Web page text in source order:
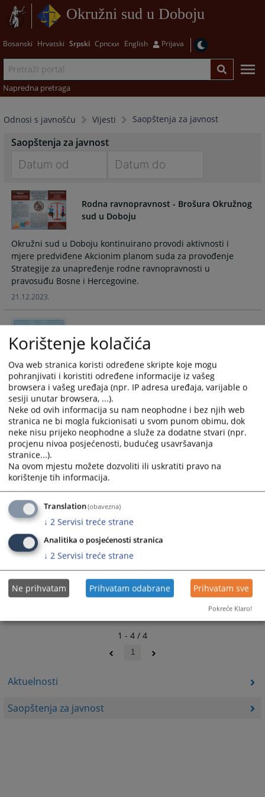
Okružni sud u Doboju
Bosanski Hrvatski Srpski Српски English Prijava
Napredna pretraga
Odnosi s javnošću Vijesti Saopštenja za javnost
Aktuelnosti
Saopštenja za javnost
Saopštenja za javnost
forward
to
interact
the
calendar
and
select
a
Press
the
question
mark
key
to
get
the
keyboard
shortcuts
for
changing
dates.
to
interact
the
calendar
and
select
Press
the
question
mark
key
to
get
the
keyboard
shortcuts
changing
dates.
Rodna ravnopravnost - Brošura Okružnog
sud u Doboju
Okružni sud u Doboju kontinuirano provodi aktivnosti i
mjere predviđene Akcionim planom suda za provođenje
Strategije za unapređenje rodne ravnopravnosti u
pravosuđu Bosne i Hercegovine.
21.12.2023.
Sedmice sudske nagodbe
Ovim putem želimo da Vas informišemo o provođenju
aktivnosti „Sedmice sudske nagodbe“ u našem Sudu.
25.10.2022.
Saopštenja za javnost
U holu suda u prizemlju zgrade postavljen video panel...
Komunikacija elektronskom poštom
Komunikacija sa Okružnim sudom u Doboju ostvarena
elektronskom poštom ...
1 - 4 / 4
1
Korištenje kolačića
Ova web stranica koristi određene skripte koje mogu
pohranjivati i koristiti određene informacije iz vašeg
browsera i vašeg uređaja (npr. IP adresa uređaja, varijable o
sesiji unutar browsera, ...).
Neke od ovih informacija su nam neophodne i bez njih web
stranica ne bi mogla fukcionisati u svom punom obimu, dok
neke nisu prijeko neophodne a služe za dodatne stvari (npr.
procjenu nivoa posjećenosti, budućeg usavršavanja
stranice...).
Na ovom mjestu možete dozvoliti ili uskratiti pravo na
korištenje tih informacija.
Translation(obavezna)
↓ 2 Servisi treće strane
Analitika o posjećenosti stranica
↓ 2 Servisi treće strane
Ne prihvatam Prihvatam odabrane Prihvatam sve
Pokreće Klaro!